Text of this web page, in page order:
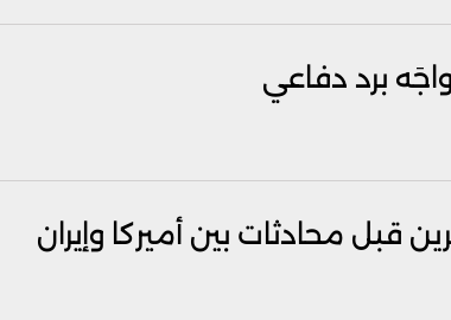
برد دفاعي
قبل محادثات بين أميركا وإيران